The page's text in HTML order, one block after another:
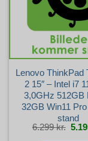
Lenovo ThinkPad
2 15″ – Intel i7
3,0GHz 512GB
32GB Win11
stand
6.299kr. Den
pris